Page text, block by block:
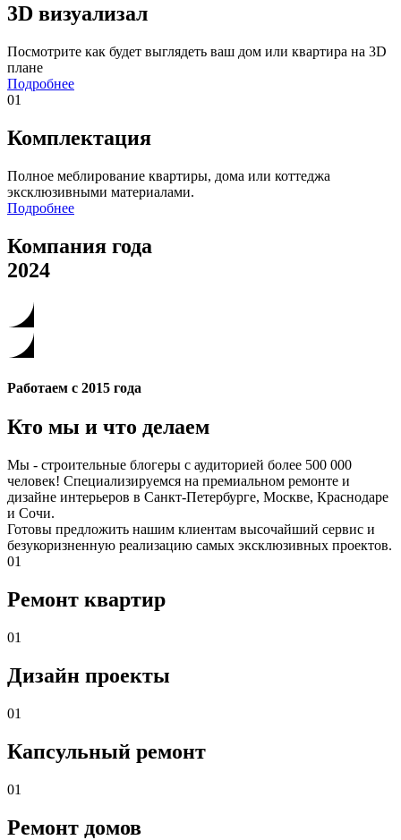
3D визуализал
Посмотрите как будет выглядеть ваш дом или квартира на 3D
плане
Подробнее
01
Комплектация
Полное меблирование квартиры, дома или коттеджа
эксклюзивными материалами.
Подробнее
Компания года
2024
Работаем с 2015 года
Кто мы и что делаем
Мы - строительные блогеры с аудиторией более 500 000
человек! Специализируемся на премиальном ремонте и
дизайне интерьеров в Санкт-Петербурге, Москве, Краснодаре
и Сочи.
Готовы предложить нашим клиентам высочайший сервис и
безукоризненную реализацию самых эксклюзивных проектов.
01
Ремонт квартир
01
Дизайн проекты
01
Капсульный ремонт
01
Ремонт домов